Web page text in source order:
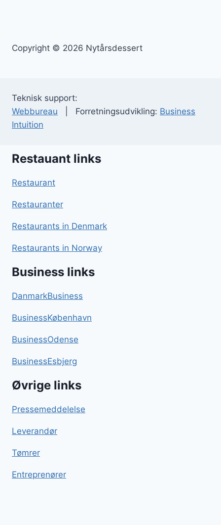
Copyright © 2026 Nytårsdessert
Teknisk support:
Webbureau | Forretningsudvikling: Business
Intuition
Restauant links
Restaurant
Restauranter
Restaurants in Denmark
Restaurants in Norway
Business links
DanmarkBusiness
BusinessKøbenhavn
BusinessOdense
BusinessEsbjerg
Øvrige links
Pressemeddelelse
Leverandør
Tømrer
Entreprenører